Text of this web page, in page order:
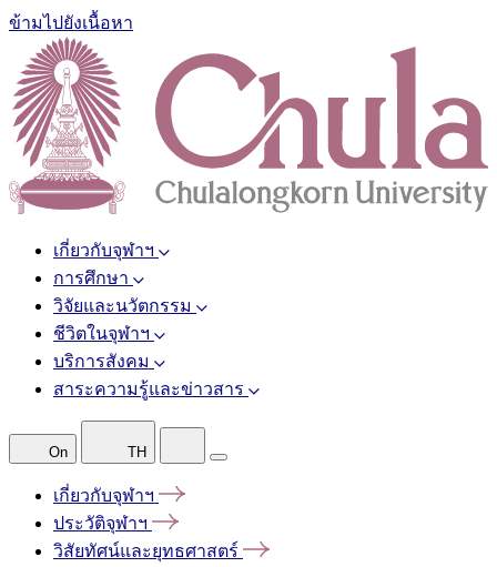
ข้ามไปยังเนื้อหา
เกี่ยวกับจุฬาฯ
การศึกษา
วิจัยและนวัตกรรม
ชีวิตในจุฬาฯ
บริการสังคม
สาระความรู้และข่าวสาร
On TH
เกี่ยวกับจุฬาฯ
ประวัติจุฬาฯ
วิสัยทัศน์และยุทธศาสตร์